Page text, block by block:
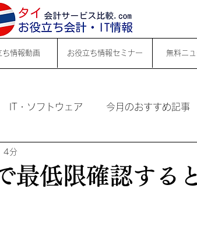
ち情報動画 お役立ち情報セミナー 無料ニ
IT・ソフトウェア 今月のおすすめ記事
最低限確認する
4分